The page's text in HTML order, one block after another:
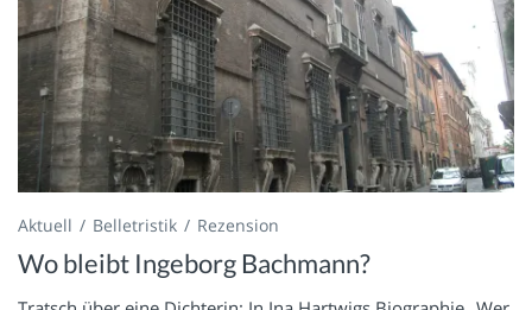
Aktuell Belletristik Rezension
Wo bleibt Ingeborg Bachmann?